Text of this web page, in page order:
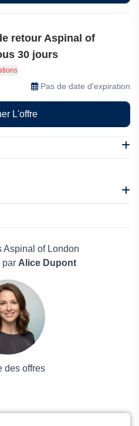
Aspinal of London
par Alice Dupont
des offres
retour Aspinal of
30 jours
votre commande dans
sa réception.
Pas de date d'expiration
L'offre